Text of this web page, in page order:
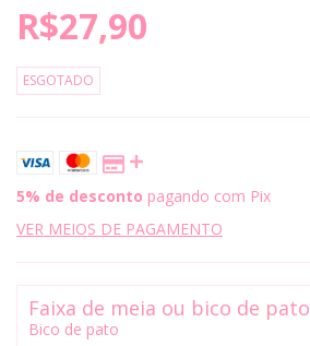
R$27,90
ESGOTADO
5% de desconto pagando com Pix
VER MEIOS DE PAGAMENTO
Faixa de meia ou bico de
Bico de pato